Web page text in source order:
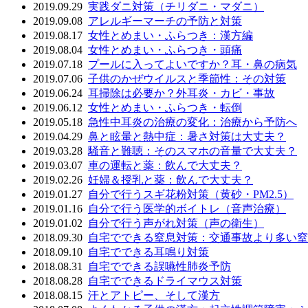
2019.09.29 実践ダニ対策（チリダニ・マダニ）
2019.09.08 アレルギーマーチの予防と対策
2019.08.17 女性とめまい・ふらつき：漢方編
2019.08.04 女性とめまい・ふらつき・頭痛
2019.07.18 プールに入ってよいですか？耳・鼻の病気
2019.07.06 子供のかぜウイルスと季節性：その対策
2019.06.24 耳掃除は必要か？外耳炎・カビ・事故
2019.06.12 女性とめまい・ふらつき・転倒
2019.05.18 急性中耳炎の治療の変化：治療から予防へ
2019.04.29 鼻と眩暈と熱中症：暑さ対策は大丈夫？
2019.03.28 騒音と難聴：そのスマホの音量で大丈夫？
2019.03.07 車の運転と薬：飲んで大丈夫？
2019.02.26 妊婦＆授乳と薬：飲んで大丈夫？
2019.01.27 自分で行うスギ花粉対策（黄砂・PM2.5）
2019.01.16 自分で行う医学的ボイトレ（音声治療）
2019.01.02
自分で行う声がれ対策（声の衛生）
2018.09.30 自宅でできる窒息対策：交通事故より多い
2018.09.10 自宅でできる耳鳴り対策
2018.08.31
自宅でできる誤嚥性肺炎予防
2018.08.28 自宅でできるドライマウス対策
2018.08.15 汗とアトピー、そして漢方